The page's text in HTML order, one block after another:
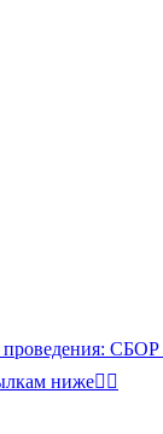
СБОР
ниже👇🏻